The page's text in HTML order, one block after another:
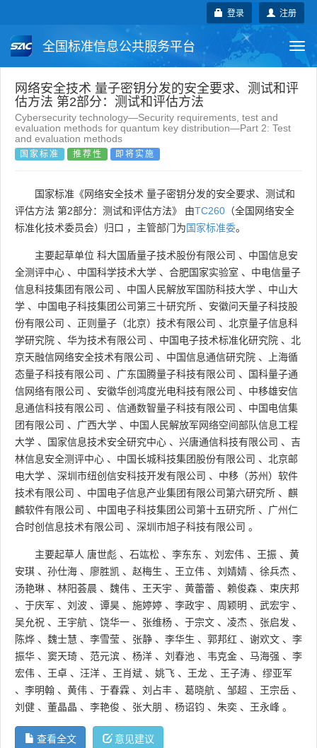
注册
登录
全国标准信息公共服务平台
国家标准 行业标准 地方标准
团体标准 企业标准 国际标准
国外标准 技术委员会
网络安全技术 量子密钥分发的安全要求、测试和评
估方法 第2部分：测试和评估方法
Cybersecurity technology—Security requirements, test and
evaluation methods for quantum key distribution—Part 2: Test
and evaluation methods
国家标准 推荐性 即将实施
国家标准《网络安全技术 量子密钥分发的安全要求、测试和
评估方法 第2部分：测试和评估方法》 由TC260 （全国网络安全
标准化技术委员会）归口 ，主管部门为国家标准委。
主要起草单位 科大国盾量子技术股份有限公司 、 中国信息安
全测评中心 、 中国科学技术大学 、 合肥国家实验室 、 中电信量子
信息科技集团有限公司 、 中国人民解放军国防科技大学 、 中山大
学 、 中国电子科技集团公司第三十研究所 、 安徽问天量子科技股
份有限公司 、 正则量子（北京）技术有限公司 、 北京量子信息科
学研究院 、 华为技术有限公司 、 中国电子技术标准化研究院 、 北
京天融信网络安全技术有限公司 、 中国信息通信研究院 、
上海循
态量子科技有限公司 、 广东国腾量子科技有限公司 、
国科量子通
信网络有限公司 、 安徽华创鸿度光电科技有限公司 、 中移雄安信
息通信科技有限公司 、 信通数智量子科技有限公司 、 中国电信集
团有限公司 、 广西大学 、 中国人民解放军网络空间部队信息工程
大学 、 国家信息技术安全研究中心 、 兴唐通信科技有限公司 、 吉
林信息安全测评中心 、 中国长城科技集团股份有限公司 、 北京邮
电大学 、 深圳市纽创信安科技开发有限公司 、 中移（苏州）软件
技术有限公司 、 中国电子信息产业集团有限公司第六研究所 、 麒
麟软件有限公司 、 中国电子科技集团公司第十五研究所 、 广州仁
合时创信息技术有限公司 、 深圳市旭子科技有限公司 。
主要起草人 唐世彪 、 石竑松 、 李东东 、 刘宏伟 、 王振 、 黄
安琪 、 孙仕海 、 廖胜凯 、 赵梅生 、 王立伟 、 刘婧婧 、 徐兵杰 、
汤艳琳 、 林阳荟晨 、 魏伟 、 王天宇 、 黄蕾蕾 、 赖俊森 、 束庆邦
、 于庆军 、 刘波 、 谭昊 、 施婷婷 、 李政宇 、 周颖明 、 武宏宇 、
吴允祝 、 王宇航 、 饶华一 、 张维杨 、 于宗文 、 凌杰 、 张启发 、
陈烨 、 魏士慧 、 李雪莹 、 张静 、 李华生 、 郭邦红 、 谢欢文 、 李
振华 、 窦天琦 、 范元滨 、 杨洋 、 刘春池 、 韦克金 、 马海强 、 李
宏伟 、 王卓 、 汪洋 、 王肖斌 、 姚飞 、 王龙 、 王子涛 、 缪亚军
、 李明翰 、 黄伟 、 于春霖 、 刘占丰 、 葛晓航 、 邹超 、 王宗岳 、
刘健 、 董晶晶 、 李艳俊 、 张大朋 、 杨诏钧 、 朱奕 、 王永峰 。
查看全文 意见建议